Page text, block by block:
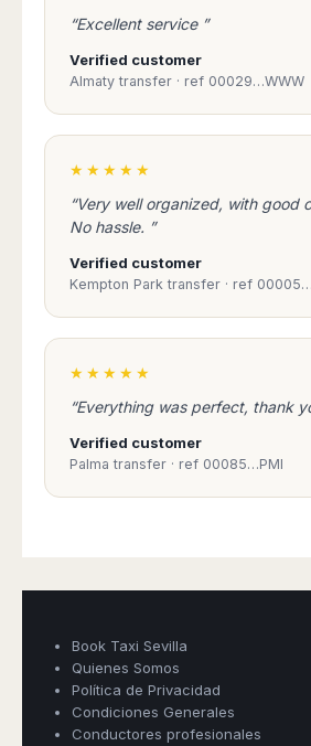
“Excellent service ”
Verified customer
Almaty transfer · ref 00029…WWW
★★★★★
“Very well organized, with good
No hassle. ”
Verified customer
Kempton Park transfer · ref
★★★★★
“Everything was perfect, thank
Verified customer
Palma transfer · ref 00085…PMI
Book Taxi Sevilla
Quienes Somos
Política de Privacidad
Condiciones Generales
Conductores profesionales